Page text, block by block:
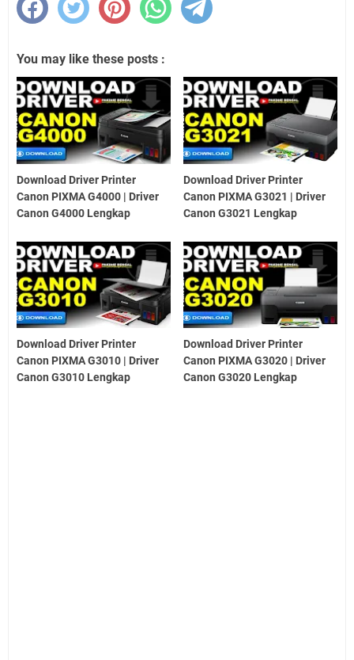
You may like these posts :
Download Driver Printer
Canon PIXMA G4000 | Driver
Canon G4000 Lengkap
Download Driver Printer
Canon PIXMA G3021 | Driver
Canon G3021 Lengkap
Download Driver Printer
Canon PIXMA G3010 | Driver
Canon G3010 Lengkap
Download Driver Printer
Canon PIXMA G3020 | Driver
Canon G3020 Lengkap